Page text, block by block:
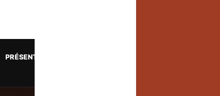
PRÉSENTATION